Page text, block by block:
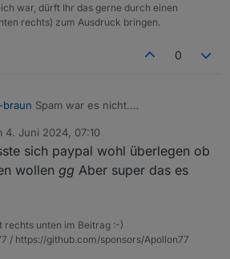
war, dürft Ihr das gerne durch einen
rechts) zum Ausdruck bringen.
0
braun Spam war es nicht.
ist?
hat wohl noch einen Umweg
:-) und ist jetzt da.
4. Juni 2024, 07:10
von
sich paypal wohl überlegen ob
wollen gg Aber super das es
rechts unten im Beitrag :-)
/ https://github.com/sponsors/Apollon77